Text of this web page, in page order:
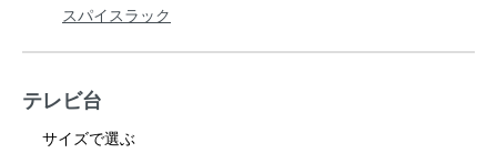
スパイスラック
テレビ台
サイズで選ぶ